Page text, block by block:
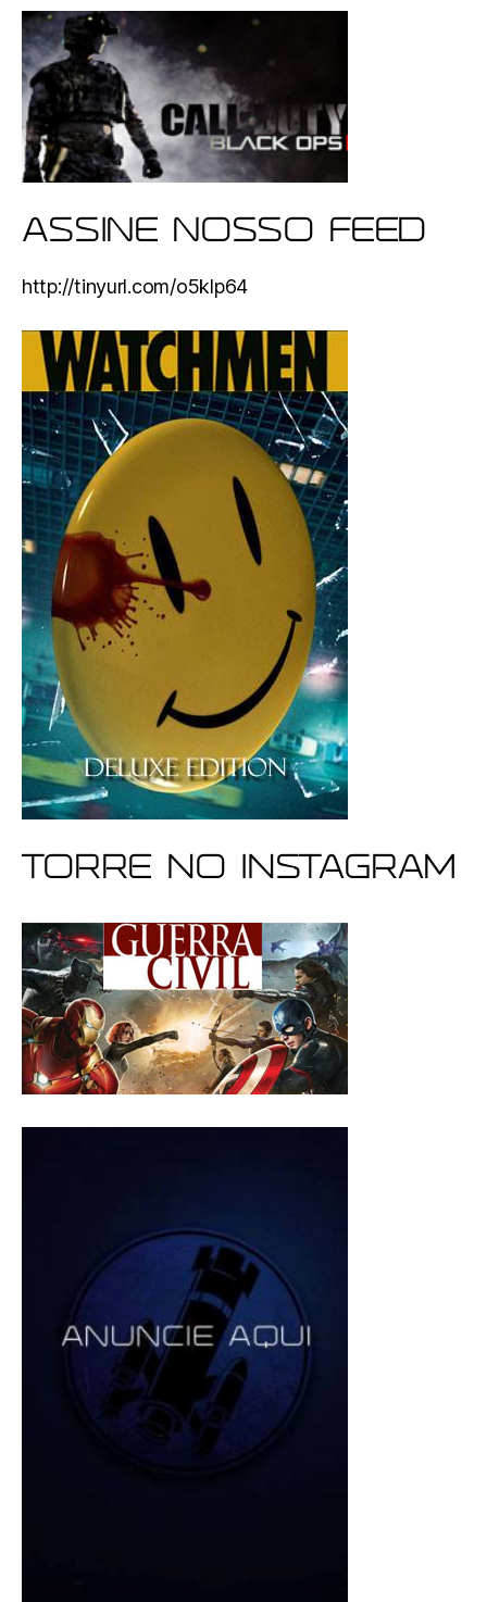
ASSINE NOSSO FEED
http://tinyurl.com/o5klp64
Torre no Instagram